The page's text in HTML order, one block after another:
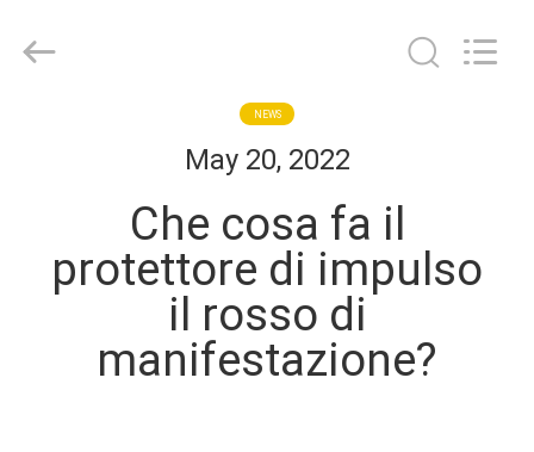
PRODOTTI
CIRCA
Technology
NEWS
May 20, 2022
Che cosa fa il
protettore di impulso
il rosso di
manifestazione?